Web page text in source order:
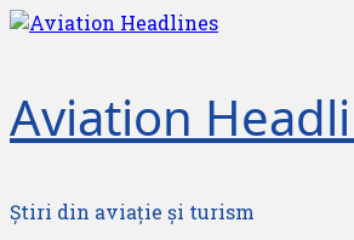
Skip
Aviation
Știri din aviație și turism